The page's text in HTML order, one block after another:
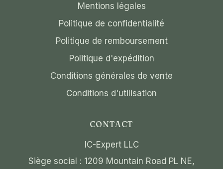
Mentions légales
Politique de confidentialité
Politique de remboursement
Politique d'expédition
Conditions générales de vente
Conditions d'utilisation
CONTACT
IC-Expert LLC
Siège social : 1209 Mountain Road PL NE,